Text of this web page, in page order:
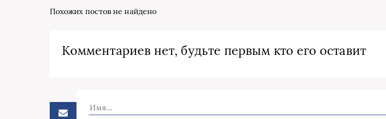
Похожих постов не найдено
Комментариев нет, будьте первым кто его оставит